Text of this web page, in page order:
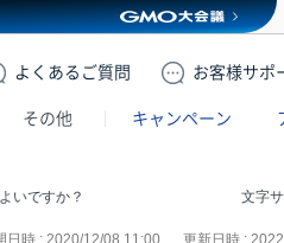
よくある ご質問 お客様サポ
その他 キャンペーン
文字
いですか？
日時 : 2020/12/08 11:00 更新日時 :